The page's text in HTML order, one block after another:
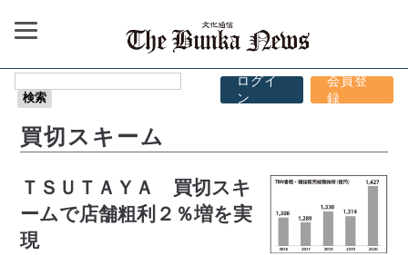
ログイ
ン
会員登
録
買切スキーム
ＴＳＵＴＡＹＡ 買切スキ
ームで店舗粗利２％増を実
現